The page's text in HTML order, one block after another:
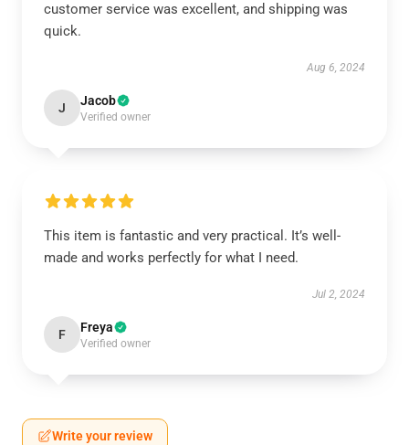
customer service was excellent, and shipping was
quick.
Aug 6, 2024
J Jacob
Verified owner
This item is fantastic and very practical. It’s well-
made and works perfectly for what I need.
Jul 2, 2024
F Freya
Verified owner
Write your review